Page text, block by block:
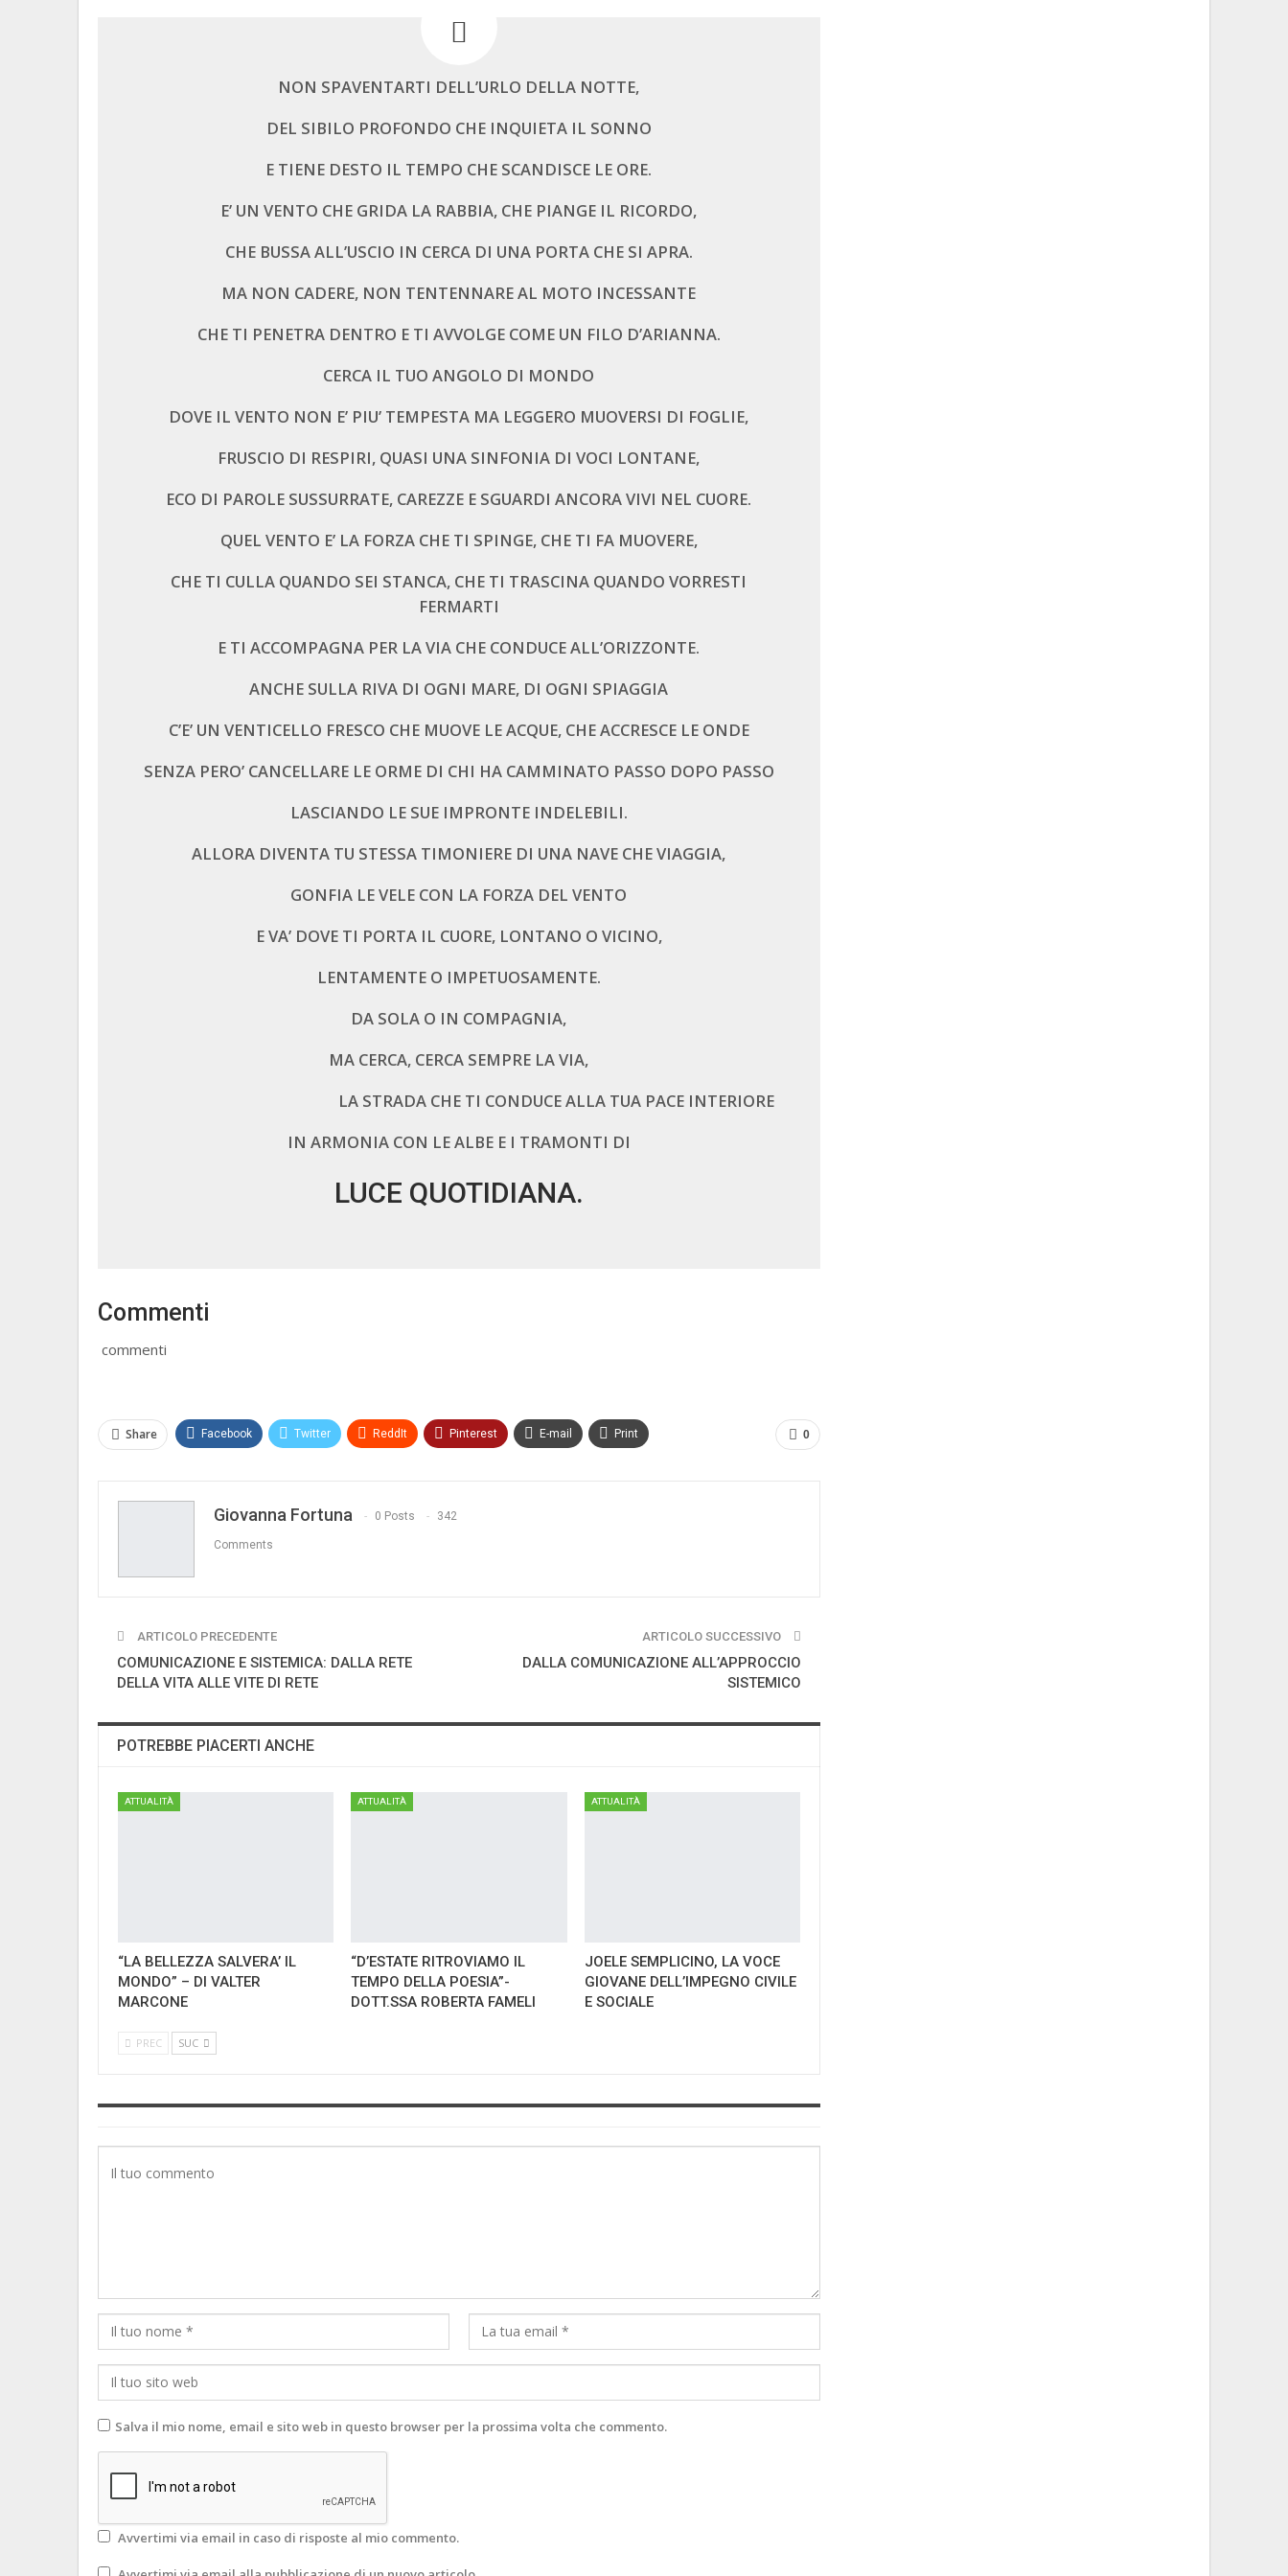
NON SPAVENTARTI DELL’URLO DELLA NOTTE,
DEL SIBILO PROFONDO CHE INQUIETA IL SONNO
E TIENE DESTO IL TEMPO CHE SCANDISCE LE ORE.
E’ UN VENTO CHE GRIDA LA RABBIA, CHE PIANGE IL RICORDO,
CHE BUSSA ALL’USCIO IN CERCA DI UNA PORTA CHE SI APRA.
MA NON CADERE, NON TENTENNARE AL MOTO INCESSANTE
CHE TI PENETRA DENTRO E TI AVVOLGE COME UN FILO D’ARIANNA.
CERCA IL TUO ANGOLO DI MONDO
DOVE IL VENTO NON E’ PIU’ TEMPESTA MA LEGGERO MUOVERSI DI FOGLIE,
FRUSCIO DI RESPIRI, QUASI UNA SINFONIA DI VOCI LONTANE,
ECO DI PAROLE SUSSURRATE, CAREZZE E SGUARDI ANCORA VIVI NEL CUORE.
QUEL VENTO E’ LA FORZA CHE TI SPINGE, CHE TI FA MUOVERE,
CHE TI CULLA QUANDO SEI STANCA, CHE TI TRASCINA QUANDO VORRESTI
FERMARTI
E TI ACCOMPAGNA PER LA VIA CHE CONDUCE ALL’ORIZZONTE.
ANCHE SULLA RIVA DI OGNI MARE, DI OGNI SPIAGGIA
C’E’ UN VENTICELLO FRESCO CHE MUOVE LE ACQUE, CHE ACCRESCE LE ONDE
SENZA PERO’ CANCELLARE LE ORME DI CHI HA CAMMINATO PASSO DOPO PASSO
LASCIANDO LE SUE IMPRONTE INDELEBILI.
ALLORA DIVENTA TU STESSA TIMONIERE DI UNA NAVE CHE VIAGGIA,
GONFIA LE VELE CON LA FORZA DEL VENTO
E VA’ DOVE TI PORTA IL CUORE, LONTANO O VICINO,
LENTAMENTE O IMPETUOSAMENTE.
DA SOLA O IN COMPAGNIA,
MA CERCA, CERCA SEMPRE LA VIA,
LA STRADA CHE TI CONDUCE ALLA TUA PACE INTERIORE
IN ARMONIA CON LE ALBE E I TRAMONTI DI
LUCE QUOTIDIANA.
Commenti
commenti
0
Share Facebook Twitter ReddIt Pinterest E-mail Print
Giovanna Fortuna 0 Posts 342
Comments
ARTICOLO PRECEDENTE
COMUNICAZIONE E SISTEMICA: DALLA RETE
DELLA VITA ALLE VITE DI RETE
ARTICOLO SUCCESSIVO
DALLA COMUNICAZIONE ALL’APPROCCIO
SISTEMICO
POTREBBE PIACERTI ANCHE
ATTUALITÀ
“LA BELLEZZA SALVERA’ IL
MONDO” – DI VALTER
MARCONE
ATTUALITÀ
“D’ESTATE RITROVIAMO IL
TEMPO DELLA POESIA”-
DOTT.SSA ROBERTA FAMELI
ATTUALITÀ
JOELE SEMPLICINO, LA VOCE
GIOVANE DELL’IMPEGNO CIVILE
E SOCIALE
PREC SUC
Salva il mio nome, email e sito web in questo browser per la prossima volta che commento.
Avvertimi via email in caso di risposte al mio commento.